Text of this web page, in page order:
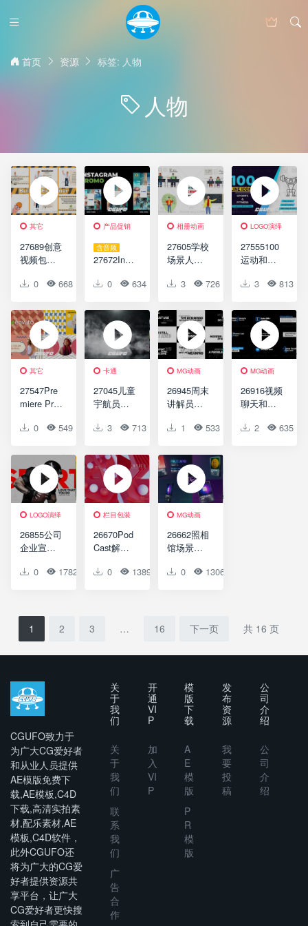
首页 资源 标签: 人物
人物
其它
27689创意
视频包装
Builder
0 668 0 0
产品促销
含音频
27672Inst
动画AE模
Instagram
Promo
Slideshow
0 634 0 0
相册动画
27605学校
场景人物
版School
Character
Animation
3 726 0 0
LOGO演绎
27555100
运动和健
AE模版
& Fitness
Line Icons
3 813
其它
27547Pre
miere Pro
色视频包
Creative
Colorful
Slideshow
for
Premiere
Pro
0 549 0 0
卡通
27045儿童
宇航员冒
Kid
Adventure
3 713 0 0
MG动画
26945周末
讲解员与
AE模板
Explainer
And
Animation
Scene
1 533 0 0
MG动画
26916视频
聊天和在
画场景包
2 635
LOGO演绎
26855公司
企业宣传
The
Promo
0 1782 0 0
栏目包装
26670Pod
Cast解释
景包AE模
And
Scene
0 1389 0 0
MG动画
26662照相
馆场景包
AE模板
Scene
0 1306
1 2 3 … 16 下一页 共 16 页
CGUFO致力于
为广大CG爱好者
和从业人员提供
AE模版免费下
载,AE模板,C4D
下载,高清实拍素
材,配乐素材,AE
模板,C4D软件，
此外CGUFO还
将为广大的CG爱
好者提供资源共
享平台，让广大
CG爱好者更快搜
关
于
我
们
关
于
我
们
联
系
我
们
广
告
合
作
开
通
VI
P
加
入
VI
P
模
版
下
载
A
E
模
版
P
R
模
版
发
布
资
源
我
要
投
稿
公
司
介
绍
公
司
介
绍